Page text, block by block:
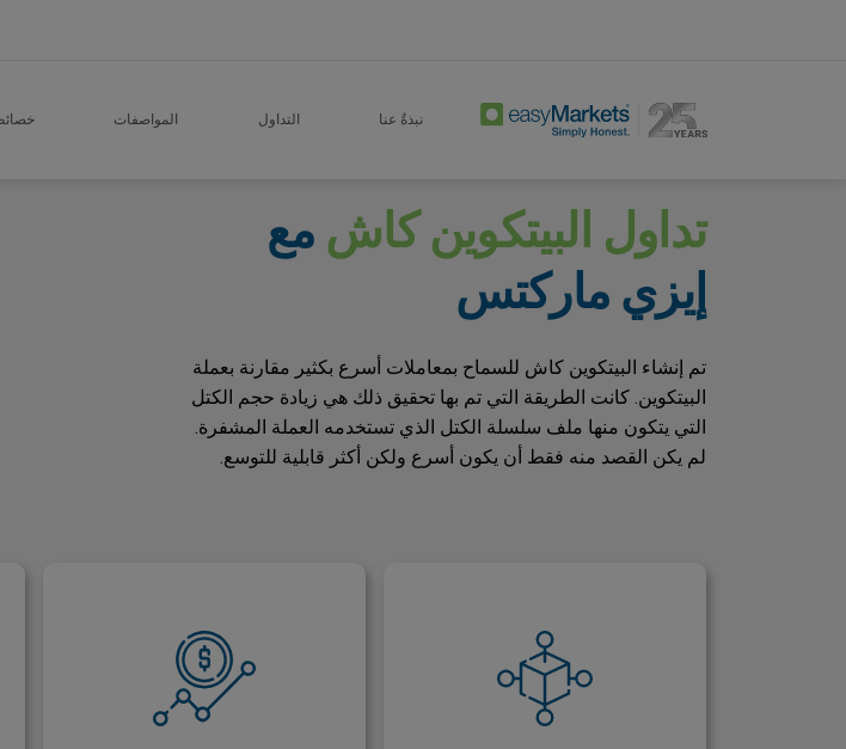
نبذةٌ عنا التداول المواصفات
تداول البيتكوين كاش مع
إيزي ماركتس
تم إنشاء البيتكوين كاش للسماح بمعاملات أسرع بكثير مقارنة بعملة
البيتكوين. كانت الطريقة التي تم بها تحقيق ذلك هي زيادة حجم الكتل
التي يتكون منها ملف سلسلة الكتل الذي تستخدمه العملة المشفرة.
لم يكن القصد منه فقط أن يكون أسرع ولكن أكثر قابلية للتوسع.
مثل العملة المشفرة التي
"انفصلت" عنها؛ أي البيتكوين،
فإن البيتكوين كاش لامركزية،
مما يعني أنها لا تزال غير متأثرة
تعتبر العملات المشفرة واحدة
من أعمق مجالات التداول، وهي
تتحرك بشكل لا مثيل له في أي
أداة أخرى في السوق. هذه